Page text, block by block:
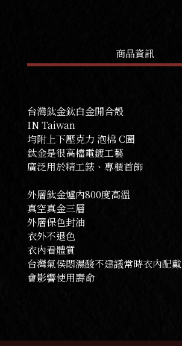
商品資訊
台灣鈦金鈦白金開合殼
IN Taiwan
均附上下壓克力 泡棉 C圈
鈦金是很高檔電鍍工藝
廣泛用於精工錶、專櫃首飾
外層鈦金爐內800度高溫
真空真金三層
外層保色封油
衣外不退色
衣內看體質
台灣氣侯悶濕酸不建議常時衣內配戴
會影響使用壽命